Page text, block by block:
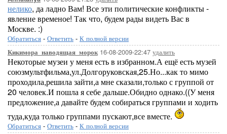
нелико, да ладно Вам! Все эти политические конфликты -
явление временое! Так что, будем рады видеть Вас в
Москве. :)
Обратиться - Ответить - К полной версии
Кикимора_наводящая_морок16-08-2009-22:47 удалить
Некоторые музеи у меня есть в избранном.А ещё есть музей
союзмультфильма,ул.Долгоруковская,25.Но...как то мимо
проходила,решила зайти,а мне сказали,только с группой от
20 человек.И пошла я себе дальше.Обидно однако.((У меня
предложение,а давайте будем собираться группами и ходить
туда,куда только группами пускают,все вместе.
Обратиться - Ответить - К полной версии